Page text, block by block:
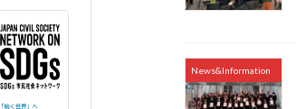
News&Information